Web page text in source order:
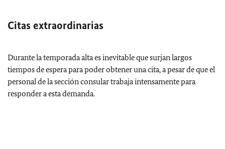
Citas extraordinarias
Durante la temporada alta es inevitable que surjan largos
tiempos de espera para poder obtener una cita, a pesar de que el
personal de la sección consular trabaja intensamente para
responder a esta demanda.